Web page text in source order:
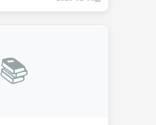
📚